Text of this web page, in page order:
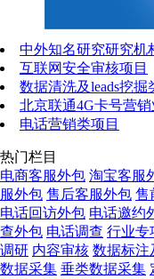
中外知名研究研究机
互联网安全审核项目
数据清洗及leads挖掘
北京联通4G卡号营销
电话营销类项目
热门栏目
电商客服外包 淘宝客服
服外包 售后客服外包 售
电话回访外包 电话邀约
查外包 电话调查 行业专
调研 内容审核 数据标注
数据采集 垂类数据采集